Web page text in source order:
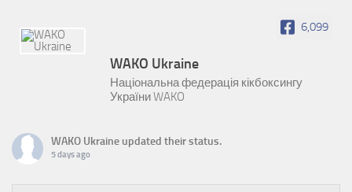
6,099
WAKO Ukraine
Національна федерація кікбоксингу
України WAKO
WAKO Ukraine updated their status.
5 days ago